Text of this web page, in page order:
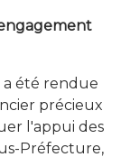
a été rendue
précieux
l'appui des
Préfecture,